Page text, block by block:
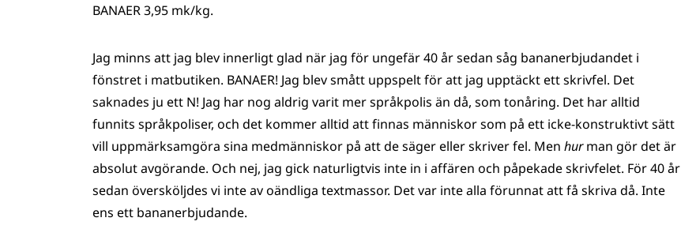
BANAER 3,95 mk/kg.
Jag minns att jag blev innerligt glad när jag för ungefär 40 år sedan såg bananerbjudandet i
fönstret i matbutiken. BANAER! Jag blev smått uppspelt för att jag upptäckt ett skrivfel. Det
saknades ju ett N! Jag har nog aldrig varit mer språkpolis än då, som tonåring. Det har alltid
funnits språkpoliser, och det kommer alltid att finnas människor som på ett icke-konstruktivt sätt
vill uppmärksamgöra sina medmänniskor på att de säger eller skriver fel. Men hurman gör det är
absolut avgörande. Och nej, jag gick naturligtvis inte in i affären och påpekade skrivfelet. För 40 år
sedan översköljdes vi inte av oändliga textmassor. Det var inte alla förunnat att få skriva då. Inte
ens ett bananerbjudande.